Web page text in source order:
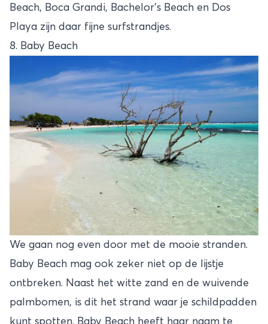
Beach, Boca Grandi, Bachelor’s Beach en Dos
Playa zijn daar fijne surfstrandjes.
8. Baby Beach
We gaan nog even door met de mooie stranden.
Baby Beach mag ook zeker niet op de lijstje
ontbreken. Naast het witte zand en de wuivende
palmbomen, is dit het strand waar je schildpadden
kunt spotten. Baby Beach heeft haar naam te